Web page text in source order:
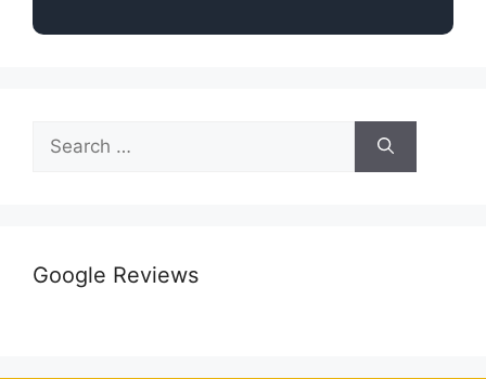
Google Reviews